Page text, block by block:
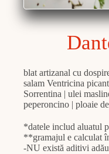
blat artizanal cu
salam Ventricina
Sorrentina | ulei
peperoncino | ploaie
*datele includ aluatul
**gramajul e calculat
-NU există aditivi